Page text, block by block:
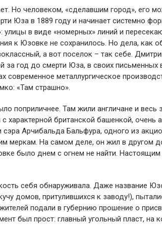
Но человеком, «сделавшим город», его
Юза в 1889 году и начинает системно
улицы в виде «номерных» линий и
к Юзовке не сохранилось. Но дела, как
а вот поселок – так себе.
за год до смерти Юза, в своих письменных
современное металлургическое
«Там страшно».
поприличнее. Там жили англичане и весь
британской башенкой, очень
Арчибальда Бальфура, одного из
меркам. На самом деле, он жил в другом
было днем с огнем не найти.
себя обнаруживала. Даже название
домов, притулившихся к заводу!),
подали в губернию прошение о
был прост: главный угольный пласт, на